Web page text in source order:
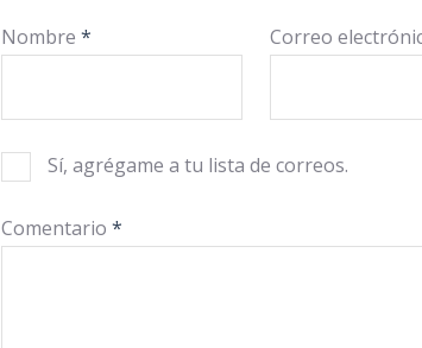
Nombre* Correo
Sí, agrégame a tu lista de correos.
Comentario*